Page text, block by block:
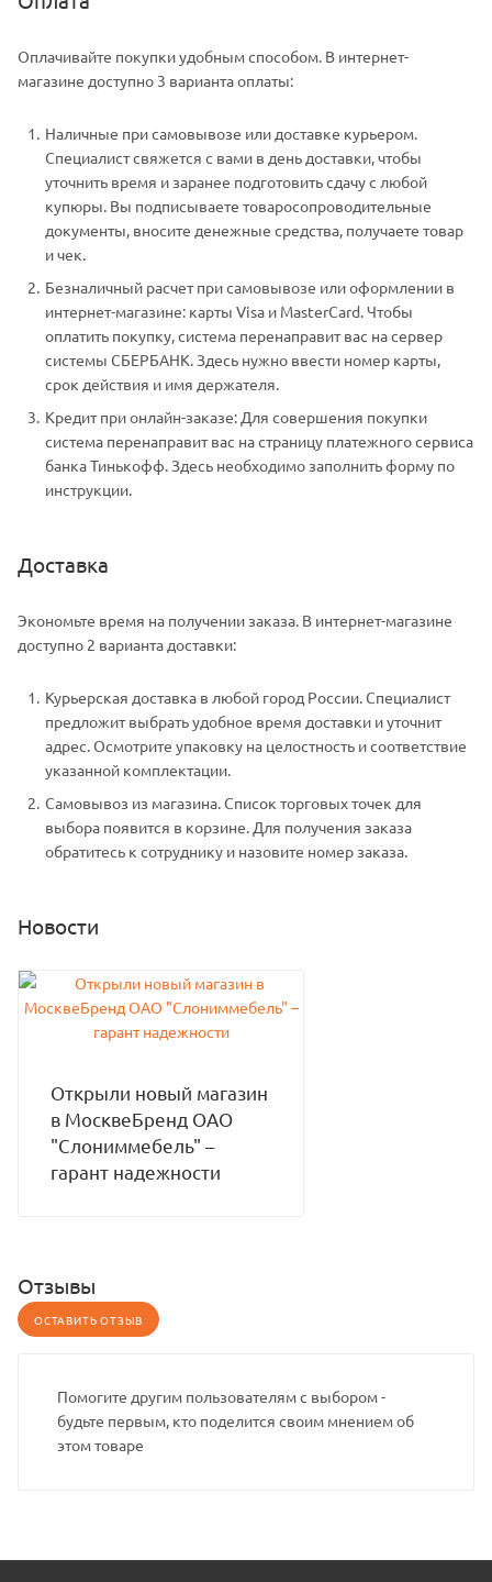
Оплачивайте покупки удобным способом. В интернет-
магазине доступно 3 варианта оплаты:
Наличные при самовывозе или доставке курьером.
Специалист свяжется с вами в день доставки, чтобы
уточнить время и заранее подготовить сдачу с любой
купюры. Вы подписываете товаросопроводительные
документы, вносите денежные средства, получаете товар
и чек.
Безналичный расчет при самовывозе или оформлении в
интернет-магазине: карты Visa и MasterCard. Чтобы
оплатить покупку, система перенаправит вас на сервер
системы СБЕРБАНК. Здесь нужно ввести номер карты,
срок действия и имя держателя.
Кредит при онлайн-заказе: Для совершения покупки
система перенаправит вас на страницу платежного сервиса
банка Тинькофф. Здесь необходимо заполнить форму по
инструкции.
Доставка
Экономьте время на получении заказа. В интернет-магазине
доступно 2 варианта доставки:
Курьерская доставка в любой город России. Специалист
предложит выбрать удобное время доставки и уточнит
адрес. Осмотрите упаковку на целостность и соответствие
указанной комплектации.
Самовывоз из магазина. Список торговых точек для
выбора появится в корзине. Для получения заказа
обратитесь к сотруднику и назовите номер заказа.
Новости
Открыли новый магазин
в МосквеБренд ОАО
"Слониммебель" –
гарант надежности
Отзывы
ОСТАВИТЬ ОТЗЫВ
Помогите другим пользователям с выбором -
будьте первым, кто поделится своим мнением об
этом товаре